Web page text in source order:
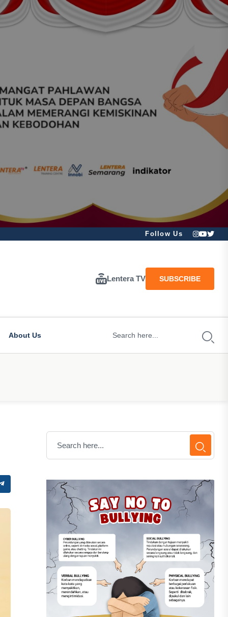
Follow Us
Lentera TV SUBSCRIBE
About Us